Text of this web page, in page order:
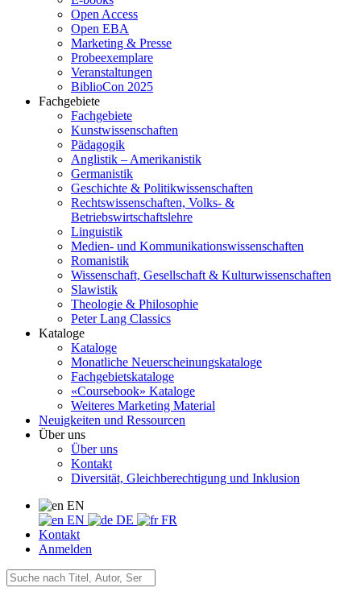
Open Access
Open EBA
Marketing & Presse
Probeexemplare
Veranstaltungen
BiblioCon 2025
Fachgebiete
Fachgebiete
Kunstwissenschaften
Pädagogik
Anglistik – Amerikanistik
Germanistik
Geschichte & Politikwissenschaften
Rechtswissenschaften, Volks- &
Betriebswirtschaftslehre
Linguistik
Medien- und Kommunikationswissenschaften
Romanistik
Wissenschaft, Gesellschaft & Kulturwissenschaften
Slawistik
Theologie & Philosophie
Peter Lang Classics
Kataloge
Kataloge
Monatliche Neuerscheinungskataloge
Fachgebietskataloge
«Coursebook» Kataloge
Weiteres Marketing Material
Neuigkeiten und Ressourcen
Über uns
Über uns
Kontakt
Diversität, Gleichberechtigung und Inklusion
EN
EN
DE
FR
Kontakt
Anmelden